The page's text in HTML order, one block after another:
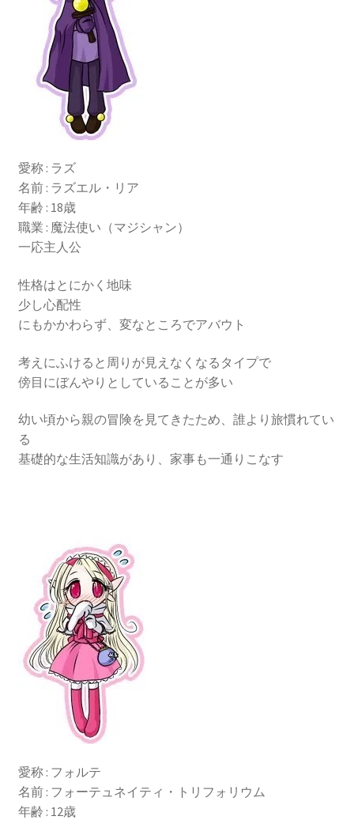
愛称 : ラズ
名前 : ラズエル・リア
年齢 : 18歳
職業 : 魔法使い（マジシャン）
一応主人公
性格はとにかく地味
少し心配性
にもかかわらず、変なところでアバウト
考えにふけると周りが見えなくなるタイプで
傍目にぼんやりとしていることが多い
幼い頃から親の冒険を見てきたため、誰より旅慣れてい
る
基礎的な生活知識があり、家事も一通りこなす
愛称 : フォルテ
名前 : フォーテュネイティ・トリフォリウム
年齢 : 12歳